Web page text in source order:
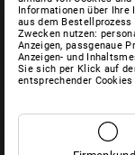
Informationen über Ihre
aus dem
Zwecken nutzen:
Anzeigen, passgenaue
Anzeigen- und
Sie sich per Klick auf
entsprechender